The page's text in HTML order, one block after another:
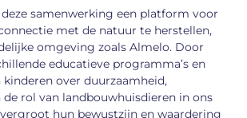
samenwerking een platform voor
met de natuur te herstellen,
omgeving zoals Almelo. Door
educatieve programma’s en
over duurzaamheid,
rol van landbouwhuisdieren in ons
hun bewustzijn en waardering